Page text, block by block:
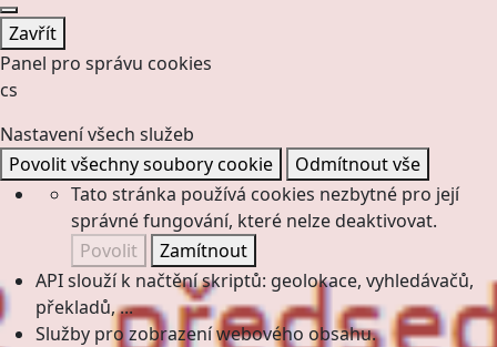
Zavřít
Panel pro správu cookies
cs
Nastavení všech služeb
Povolit všechny soubory cookie
Odmítnout vše
Tato stránka používá cookies nezbytné pro její
správné fungování, které nelze deaktivovat.
Povolit
Zamítnout
API slouží k načtění skriptů: geolokace, vyhledávačů,
překladů, ...
Služby pro zobrazení webového obsahu.